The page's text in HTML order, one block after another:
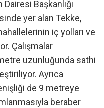
Başkanlığı
yer alan Tekke,
iç yolları ve
Çalışmalar
uzunluğunda sathi
Ayrıca
de 9 metreye
beraber